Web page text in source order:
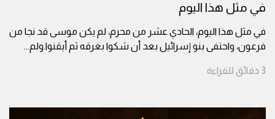
في مثل هذا اليوم
في مثل هذا اليوم، الحادي عشر من محرم، لم يكن موسى قد نجا من
فرعون، واحتفى بنو إسرائيل بعد أن شكوا بغرقه ثم أيقنوا.ولم...
3 دقائق للقراءة